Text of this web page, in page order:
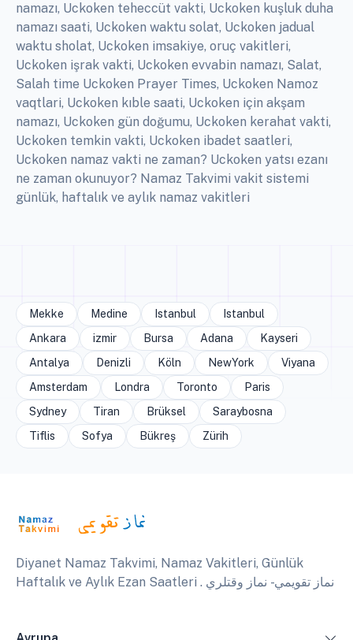
namazı, Uckoken teheccüt vakti, Uckoken kuşluk duha
namazı saati, Uckoken waktu solat, Uckoken jadual
waktu sholat, Uckoken imsakiye, oruç vakitleri,
Uckoken işrak vakti, Uckoken evvabin namazı, Salat,
Salah time Uckoken Prayer Times, Uckoken Namoz
vaqtlari, Uckoken kıble saati, Uckoken için akşam
namazı, Uckoken gün doğumu, Uckoken kerahat vakti,
Uckoken temkin vakti, Uckoken ibadet saatleri,
Uckoken namaz vakti ne zaman? Uckoken yatsı ezanı
ne zaman okunuyor? Namaz Takvimi vakit sistemi
günlük, haftalık ve aylık namaz vakitleri
Mekke Medine Istanbul
Istanbul
Ankara
izmir Bursa Adana
Kayseri
Antalya
Denizli Köln NewYork
Viyana
Amsterdam
Londra Toronto
Paris
Sydney
Tiran Brüksel
Saraybosna
Tiflis
Sofya Bükreş Zürih
Diyanet Namaz Takvimi, Namaz Vakitleri, Günlük
Haftalık ve Aylık Ezan Saatleri . نماز تقويمي - نماز وقتلري